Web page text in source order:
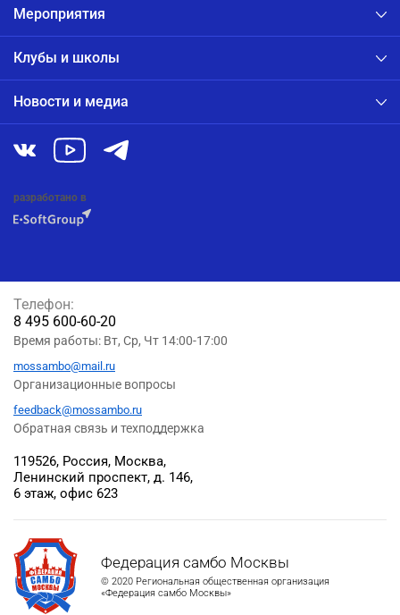
Мероприятия
Клубы и школы
Новости и медиа
разработано в
Федерация самбо Москвы
© 2020 Региональная общественная организация
«Федерация самбо Москвы»
119526, Россия, Москва,
Ленинский проспект, д. 146,
6 этаж, офис 623
Телефон:
8 495 600-60-20
Время работы: Вт, Ср, Чт 14:00-17:00
mossambo@mail.ru
Организационные вопросы
feedback@mossambo.ru
Обратная связь и техподдержка